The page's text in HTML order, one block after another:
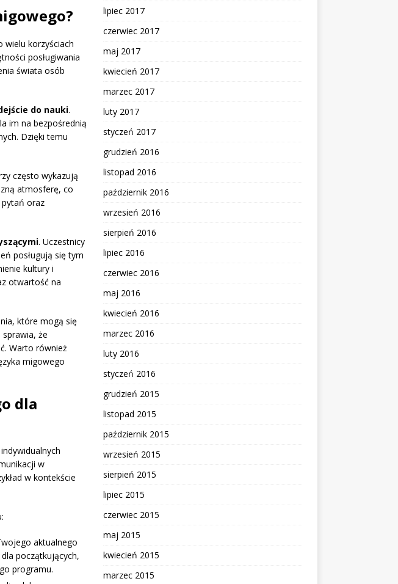
wielu korzyściach
posługiwania
świata osób
do nauki.
im na bezpośrednią
Dzięki temu
często wykazują
atmosferę, co
pytań oraz
. Uczestnicy
posługują się tym
kultury i
otwartość na
które mogą się
że
Warto również
migowego
dla
w
w kontekście
aktualnego
początkujących,
programu.
lipiec 2017
czerwiec 2017
maj 2017
kwiecień 2017
marzec 2017
luty 2017
styczeń 2017
grudzień 2016
listopad 2016
październik 2016
wrzesień 2016
sierpień 2016
lipiec 2016
czerwiec 2016
maj 2016
kwiecień 2016
marzec 2016
luty 2016
styczeń 2016
grudzień 2015
listopad 2015
październik 2015
wrzesień 2015
sierpień 2015
lipiec 2015
czerwiec 2015
maj 2015
kwiecień 2015
marzec 2015